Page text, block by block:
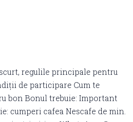
regulile principale pentru
de participare Cum te
bon Bonul trebuie: Important
cumperi cafea Nescafe de min.